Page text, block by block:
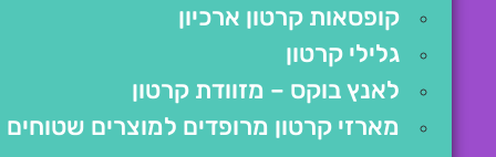
קופסאות קרטון ארכיון
גלילי קרטון
לאנץ בוקס – מזוודת קרטון
מארזי קרטון מרופדים למוצרים שטוחים